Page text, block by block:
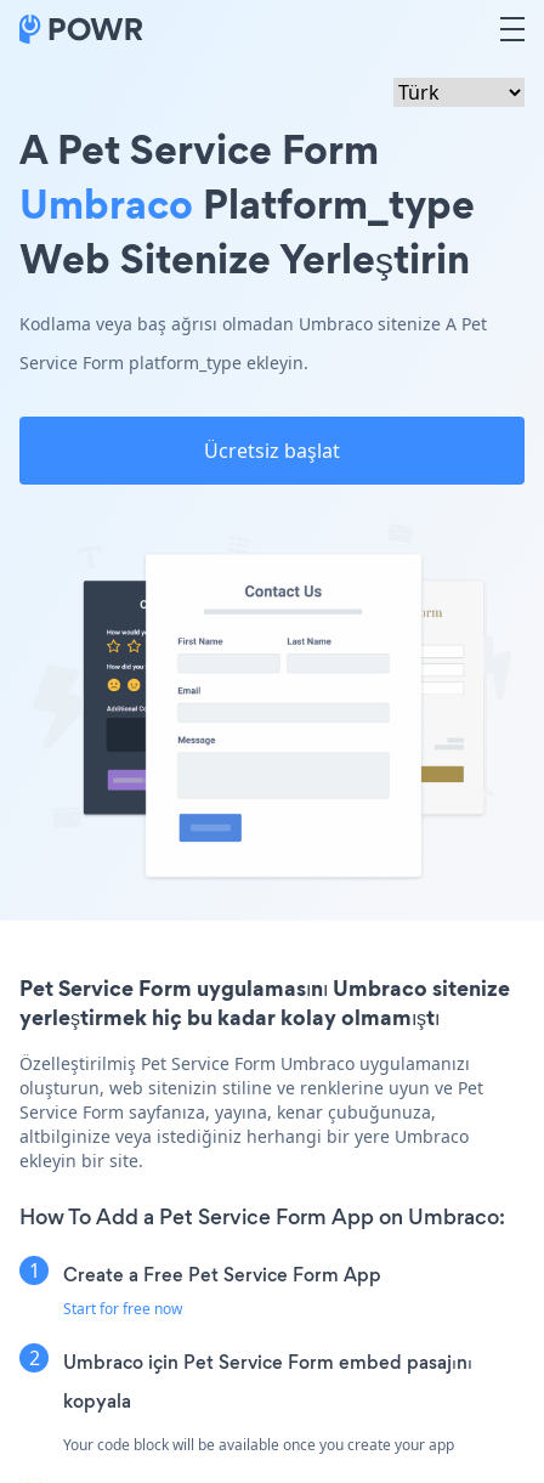
A Pet Service Form
Umbraco Platform_type
Web Sitenize Yerleştirin
Kodlama veya baş ağrısı olmadan Umbraco sitenize A Pet
Service Form platform_type ekleyin.
Ücretsiz başlat
Pet Service Form uygulamasını Umbraco sitenize
yerleştirmek hiç bu kadar kolay olmamıştı
Özelleştirilmiş Pet Service Form Umbraco uygulamanızı
oluşturun, web sitenizin stiline ve renklerine uyun ve Pet
Service Form sayfanıza, yayına, kenar çubuğunuza,
altbilginize veya istediğiniz herhangi bir yere Umbraco
ekleyin bir site.
How To Add a Pet Service Form App on Umbraco:
Create a Free Pet Service Form App
Start for free now
Umbraco için Pet Service Form embed pasajını
kopyala
Your code block will be available once you create your app